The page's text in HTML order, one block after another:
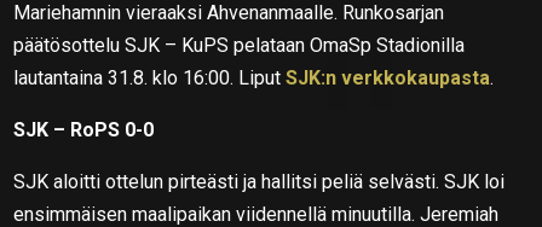
Mariehamnin vieraaksi Ahvenanmaalle. Runkosarjan
päätösottelu SJK – KuPS pelataan OmaSp Stadionilla
lautantaina 31.8. klo 16:00. LiputSJK:n verkkokaupasta.
SJK – RoPS 0-0
SJK aloitti ottelun pirteästi ja hallitsi peliä selvästi. SJK loi
ensimmäisen maalipaikan viidennellä minuutilla. Jeremiah